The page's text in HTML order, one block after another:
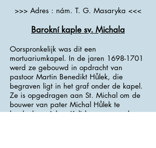
>>> Adres : nám. T. G. Masaryka <<<
Barokní kaple sv. Michala
Oorspronkelijk was dit een
mortuariumkapel. In de jaren 1698-1701
werd ze gebouwd in opdracht van
pastoor Martin Benedikt Hůlek, die
begraven ligt in het graf onder de kapel.
Ze is opgedragen aan St. Michal om de
bouwer van pater Michal Hůlek te
herdenken. Adam Kolisko, een van de